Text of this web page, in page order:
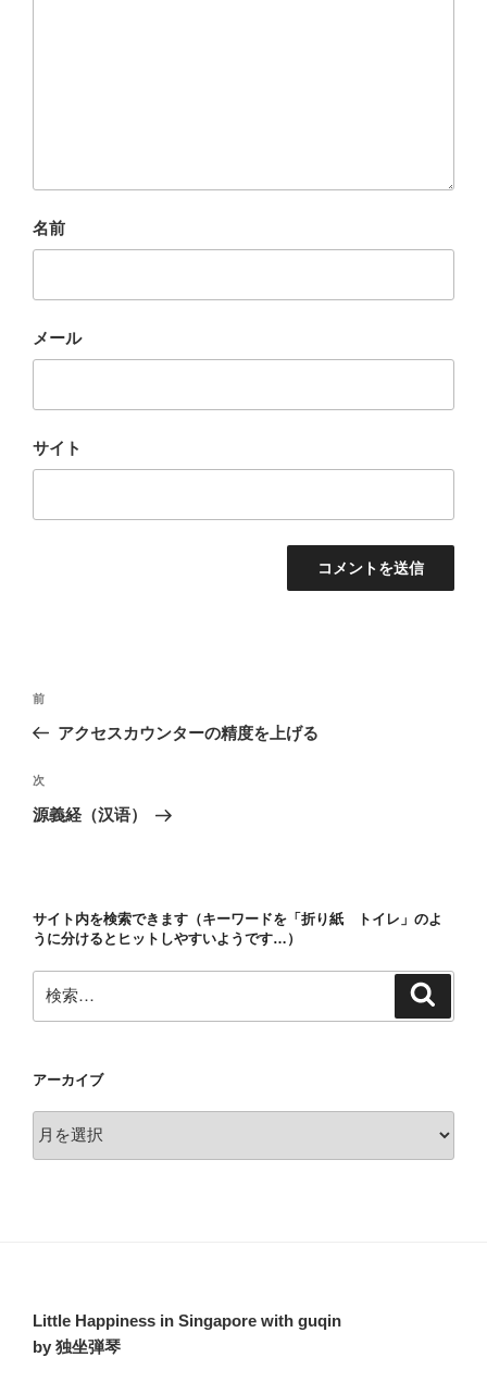
名前
メール
サイト
投
ビ
ゲ
ン
前
の
稿
前
アクセスカウンターの精度を上げる
次
の
次
源義経（汉语）
サイト内を検索できます（キーワードを「折り紙 トイレ」のよ
うに分けるとヒットしやすいようです…）
索:
アーカイブ
ー
Little Happiness in Singapore with guqin
by 独坐弾琴